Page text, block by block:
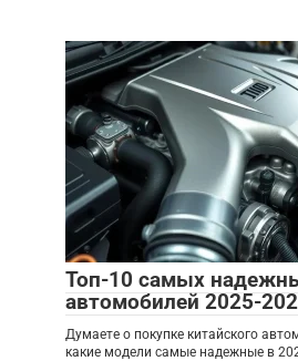
Топ-10 самых
автомобилей 2025-
Думаете о покупке китайского
какие модели самые надежные в